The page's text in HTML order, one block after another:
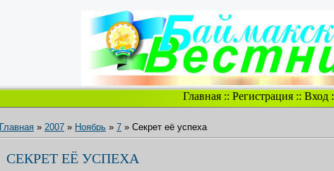
Главная:: Регистрация:: Вход
Главная » 2007 » Ноябрь » 7 » Секрет её успеха
СЕКРЕТ ЕЁ УСПЕХА